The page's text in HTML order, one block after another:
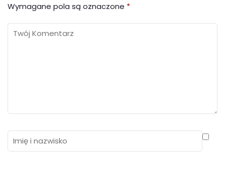
Wymagane pola są oznaczone *